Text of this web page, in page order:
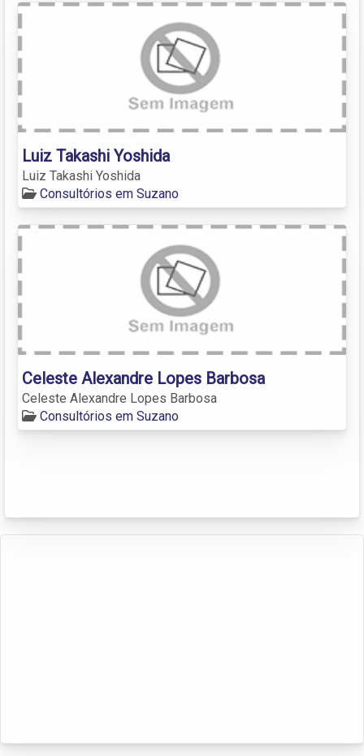
Luiz Takashi Yoshida
Luiz Takashi Yoshida
Consultórios em Suzano
Celeste Alexandre Lopes Barbosa
Celeste Alexandre Lopes Barbosa
Consultórios em Suzano